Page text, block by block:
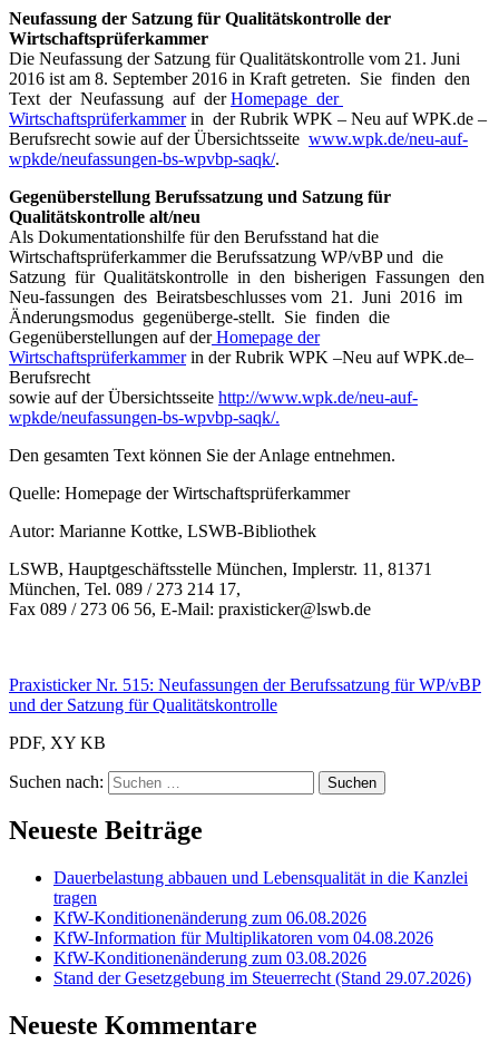
Neufassung der Satzung für Qualitätskontrolle der
Wirtschaftsprüferkammer
Die Neufassung der Satzung für Qualitätskontrolle vom 21. Juni
2016 ist am 8. September 2016 in Kraft getreten. Sie finden den
Text der Neufassung auf derHomepage der
Wirtschaftsprüferkammerin der Rubrik WPK – Neu auf WPK.de –
Berufsrecht sowie auf der Übersichtsseite www.wpk.de/neu-auf-
wpkde/neufassungen-bs-wpvbp-saqk/.
Gegenüberstellung Berufssatzung und Satzung für
Qualitätskontrolle alt/neu
Als Dokumentationshilfe für den Berufsstand hat die
Wirtschaftsprüferkammer die Berufssatzung WP/vBP und die
Satzung für Qualitätskontrolle in den bisherigen Fassungen den
Neu-fassungen des Beiratsbeschlusses vom 21. Juni 2016 im
Änderungsmodus gegenüberge-stellt. Sie finden die
Gegenüberstellungen auf derHomepage der
Wirtschaftsprüferkammerin der Rubrik WPK –Neu auf WPK.de–
Berufsrecht
sowie auf der Übersichtsseite http://www.wpk.de/neu-auf-
wpkde/neufassungen-bs-wpvbp-saqk/.
Den gesamten Text können Sie der Anlage entnehmen.
Quelle: Homepage der Wirtschaftsprüferkammer
Autor: Marianne Kottke, LSWB-Bibliothek
LSWB, Hauptgeschäftsstelle München, Implerstr. 11, 81371
München, Tel. 089 / 273 214 17,
Fax 089 / 273 06 56, E-Mail: praxisticker@lswb.de
Praxisticker Nr. 515: Neufassungen der Berufssatzung für WP/vBP
und der Satzung für Qualitätskontrolle
PDF, XY KB
Suchen nach:
Neueste Beiträge
Dauerbelastung abbauen und Lebensqualität in die Kanzlei
tragen
KfW-Konditionenänderung zum 06.08.2026
KfW-Information für Multiplikatoren vom 04.08.2026
KfW-Konditionenänderung zum 03.08.2026
Stand der Gesetzgebung im Steuerrecht (Stand 29.07.2026)
Neueste Kommentare